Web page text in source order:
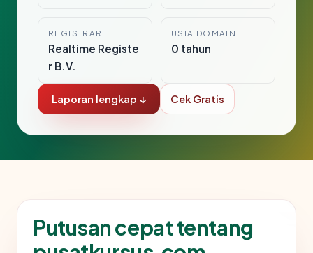
REGISTRAR
Realtime Registe
r B.V.
USIA DOMAIN
0 tahun
Laporan lengkap ↓ Cek Gratis
Putusan cepat tentang